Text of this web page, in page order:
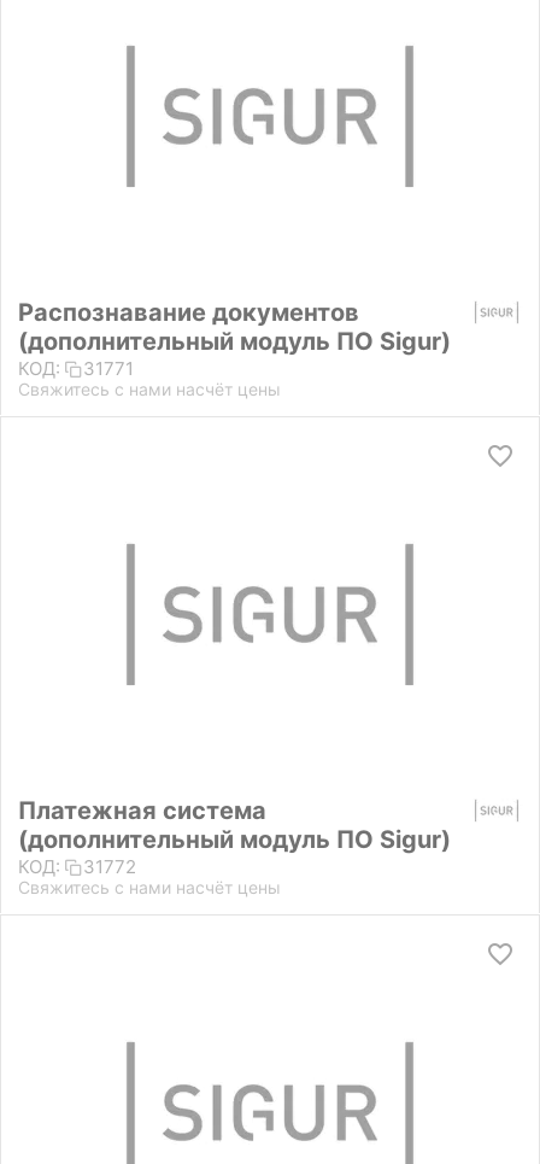
Распознавание документов
(дополнительный модуль ПО Sigur)
КОД: 31771
Свяжитесь с нами насчёт цены
Платежная система
(дополнительный модуль ПО Sigur)
КОД: 31772
Свяжитесь с нами насчёт цены